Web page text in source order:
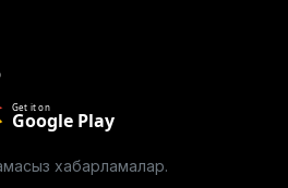
Get it on
Google Play
хабарламалар.